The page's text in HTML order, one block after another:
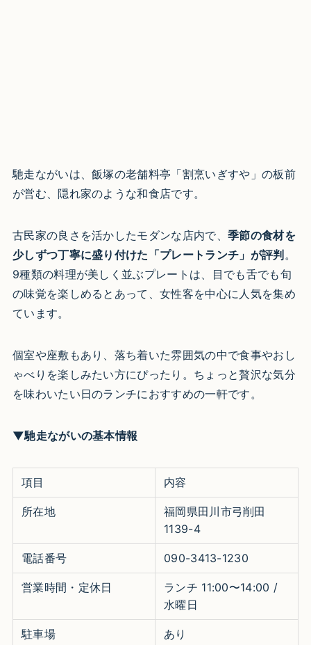
馳走ながいは、飯塚の老舗料亭「割烹いぎすや」の板前
が営む、隠れ家のような和食店です。
古民家の良さを活かしたモダンな店内で、季節の食材を
少しずつ丁寧に盛り付けた「プレートランチ」が評判。
9種類の料理が美しく並ぶプレートは、目でも舌でも旬
の味覚を楽しめるとあって、女性客を中心に人気を集め
ています。
個室や座敷もあり、落ち着いた雰囲気の中で食事やおし
ゃべりを楽しみたい方にぴったり。ちょっと贅沢な気分
を味わいたい日のランチにおすすめの一軒です。
▼馳走ながいの基本情報
項目 内容
所在地
福岡県田川市弓削田
1139-4
電話番号 090-3413-1230
営業時間・定休日
ランチ 11:00〜14:00 /
水曜日
駐車場 あり